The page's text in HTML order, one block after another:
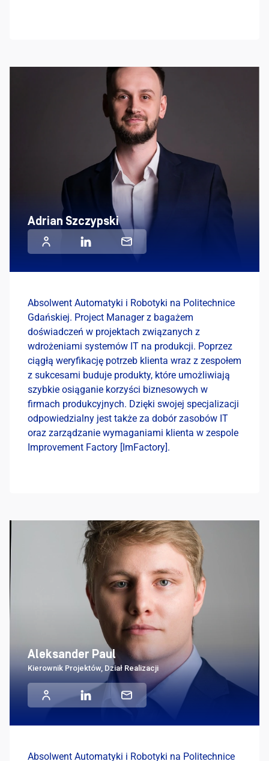
Adrian Szczypski
Absolwent Automatyki i Robotyki na Politechnice
Gdańskiej. Project Manager z bagażem
doświadczeń w projektach związanych z
wdrożeniami systemów IT na produkcji. Poprzez
ciągłą weryfikację potrzeb klienta wraz z zespołem
z sukcesami buduje produkty, które umożliwiają
szybkie osiąganie korzyści biznesowych w
firmach produkcyjnych. Dzięki swojej specjalizacji
odpowiedzialny jest także za dobór zasobów IT
oraz zarządzanie wymaganiami klienta w zespole
Improvement Factory [ImFactory].
Aleksander Paul
Kierownik Projektów, Dział Realizacji
Absolwent Automatyki i Robotyki na Politechnice